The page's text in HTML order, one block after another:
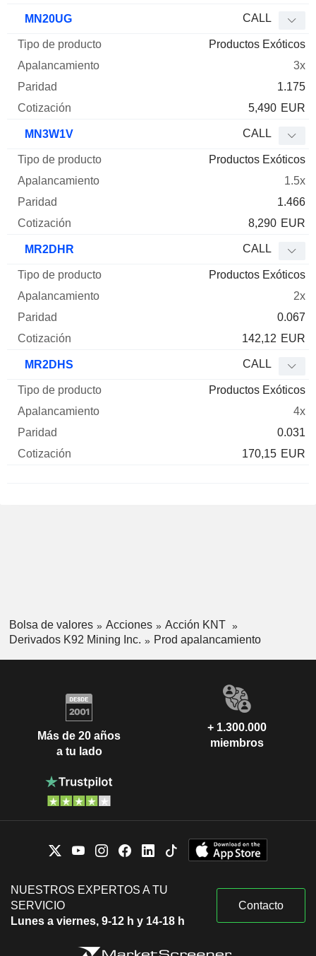
MN20UG CALL
Productos Exóticos
3x
1.175
5,490 EUR
MN3W1V CALL
Productos Exóticos
1.5x
1.466
8,290 EUR
MR2DHR CALL
Productos Exóticos
2x
0.067
142,12 EUR
MR2DHS CALL
Productos Exóticos
4x
0.031
170,15 EUR
Bolsa de valores Acciones
Acción KNT
Derivados K92 Mining Inc.
Prod apalancamiento
Más de 20 años
a tu lado
+ 1.300.000
miembros
NUESTROS EXPERTOS A TU
SERVICIO
Lunes a viernes, 9-12 h y 14-18 h
Contacto